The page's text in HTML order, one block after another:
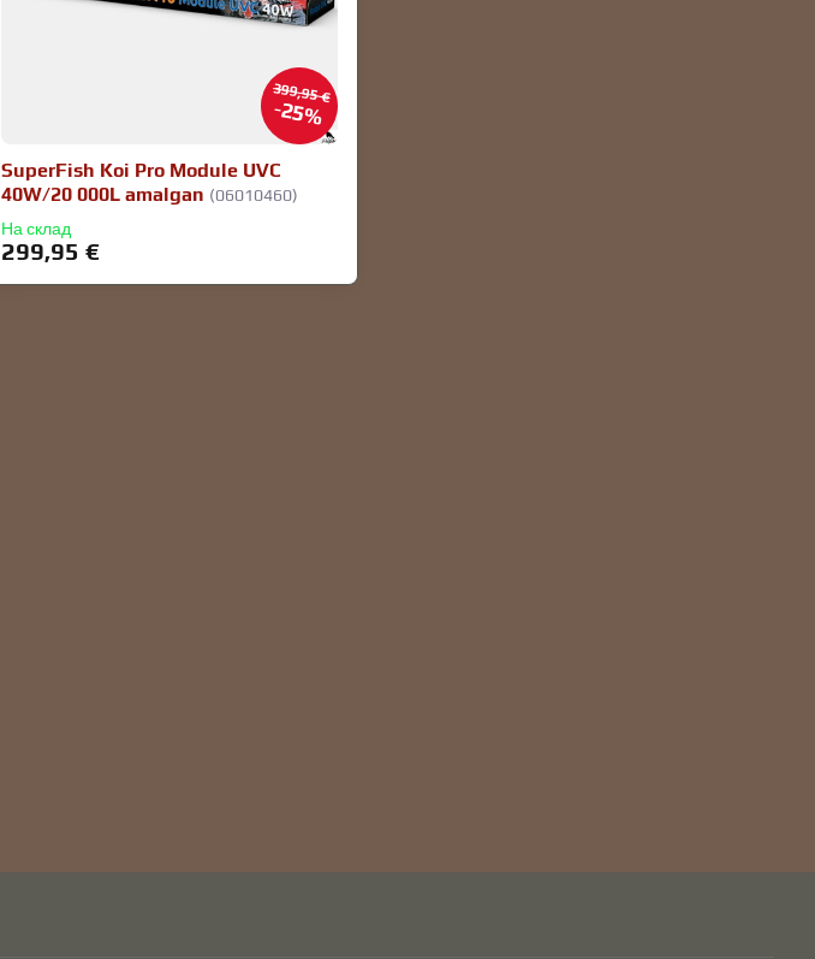
399,95 €
25%
SuperFish Koi Pro Module UVC
40W/20 000L amalgan (06010460)
На склад
299,95 €